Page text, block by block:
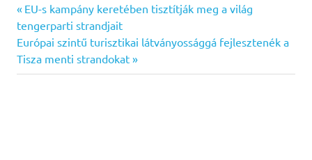
Bejegyzés
navigáció
Previous
Post:
EU-s kampány keretében tisztítják meg a világ
tengerparti strandjait
Next
Post:
Európai szintű turisztikai látványossággá fejlesztenék a
Tisza menti strandokat